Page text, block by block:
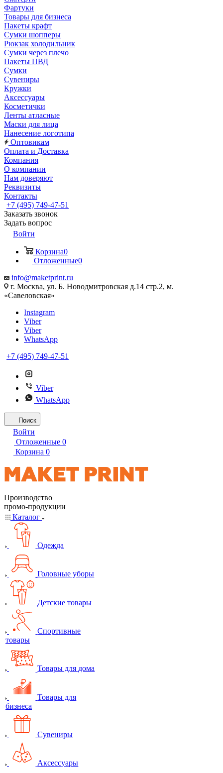
Фартуки
Товары для бизнеса
Пакеты крафт
Сумки шопперы
Рюкзак холодильник
Сумки через плечо
Пакеты ПВД
Сумки
Сувениры
Кружки
Аксессуары
Косметички
Ленты атласные
Маски для лица
Нанесение логотипа
Оптовикам
Оплата и Доставка
Компания
О компании
Нам доверяют
Реквизиты
Контакты
+7 (495) 749-47-51
Заказать звонок
Задать вопрос
Войти
Корзина0
Отложенные0
info@maketprint.ru
г. Москва, ул. Б. Новодмитровская д.14 стр.2, м.
«Савеловская»
Instagram
Viber
Viber
WhatsApp
+7 (495) 749-47-51
Viber
WhatsApp
Поиск
Войти
Отложенные 0
Корзина 0
Производство
промо-продукции
Каталог
Одежда
Головные уборы
Детские товары
Спортивные
товары
Товары для дома
Товары для
бизнеса
Сувениры
Аксессуары